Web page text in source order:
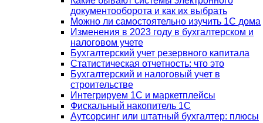
документооборота и как их выбрать
Можно ли самостоятельно изучить 1С дома
Изменения в 2023 году в бухгалтерском и
налоговом учете
Бухгалтерский учет резервного капитала
Статистическая отчетность: что это
Бухгалтерский и налоговый учет в
строительстве
Интегрируем 1С и маркетплейсы
Фискальный накопитель 1С
Аутсорсинг или штатный бухгалтер: плюсы